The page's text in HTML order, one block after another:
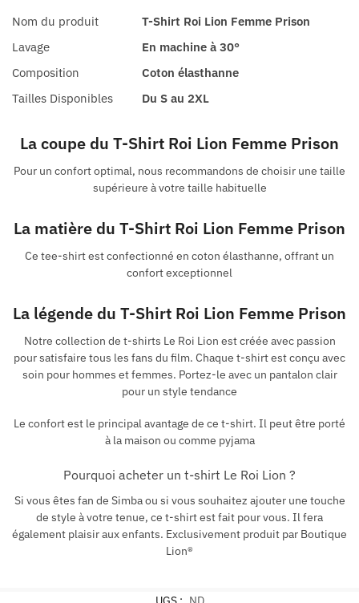
Nom du produit
T-Shirt Roi Lion Femme Prison
Lavage
En machine à 30°
Composition
Coton élasthanne
Tailles Disponibles
Du S au 2XL
La coupe du T-Shirt Roi Lion Femme Prison
Pour un confort optimal, nous recommandons de choisir une taille
supérieure à votre taille habituelle
La matière du T-Shirt Roi Lion Femme Prison
Ce tee-shirt est confectionné en coton élasthanne, offrant un
confort exceptionnel
La légende du T-Shirt Roi Lion Femme Prison
Notre collection de t-shirts Le Roi Lion est créée avec passion
pour satisfaire tous les fans du film. Chaque t-shirt est conçu avec
soin pour hommes et femmes. Portez-le avec un pantalon clair
pour un style tendance
Le confort est le principal avantage de ce t-shirt. Il peut être porté
à la maison ou comme pyjama
Pourquoi acheter un t-shirt Le Roi Lion ?
Si vous êtes fan de Simba ou si vous souhaitez ajouter une touche
de style à votre tenue, ce t-shirt est fait pour vous. Il fera
également plaisir aux enfants. Exclusivement produit par Boutique
Lion®